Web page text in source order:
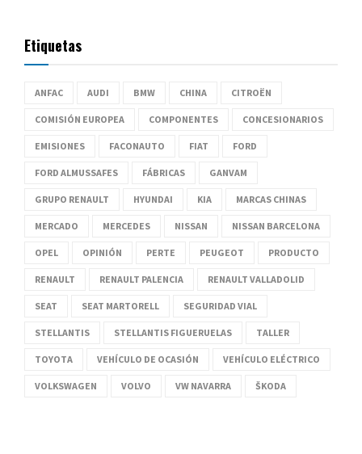
Etiquetas
ANFAC AUDI BMW CHINA CITROËN
COMISIÓN EUROPEA COMPONENTES CONCESIONARIOS
EMISIONES FACONAUTO FIAT FORD
FORD ALMUSSAFES FÁBRICAS GANVAM
GRUPO RENAULT HYUNDAI KIA MARCAS CHINAS
MERCADO MERCEDES NISSAN NISSAN BARCELONA
OPEL OPINIÓN PERTE PEUGEOT PRODUCTO
RENAULT RENAULT PALENCIA RENAULT VALLADOLID
SEAT SEAT MARTORELL SEGURIDAD VIAL
STELLANTIS STELLANTIS FIGUERUELAS TALLER
TOYOTA VEHÍCULO DE OCASIÓN VEHÍCULO ELÉCTRICO
VOLKSWAGEN VOLVO VW NAVARRA ŠKODA